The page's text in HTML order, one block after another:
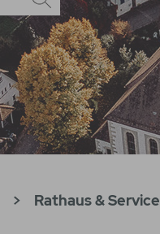
> Rathaus & Service